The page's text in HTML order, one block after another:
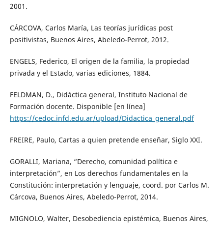
2001.
CÁRCOVA, Carlos María, Las teorías jurídicas post
positivistas, Buenos Aires, Abeledo-Perrot, 2012.
ENGELS, Federico, El origen de la familia, la propiedad
privada y el Estado, varias ediciones, 1884.
FELDMAN, D., Didáctica general, Instituto Nacional de
Formación docente. Disponible [en línea]
https://cedoc.infd.edu.ar/upload/Didactica_general.pdf
FREIRE, Paulo, Cartas a quien pretende enseñar, Siglo XXI.
GORALLI, Mariana, “Derecho, comunidad política e
interpretación”, en Los derechos fundamentales en la
Constitución: interpretación y lenguaje, coord. por Carlos M.
Cárcova, Buenos Aires, Abeledo-Perrot, 2014.
MIGNOLO, Walter, Desobediencia epistémica, Buenos Aires,